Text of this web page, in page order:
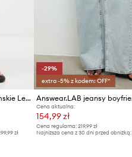
HUGO Blue jeansy loose damskie Leni_8_B
zł
-29%
extra -5% z kodem: OFF*
Cena aktualna:
154,99 zł
Cena regularna:219,99 zł
Najniższa cena z 30 dni przed obniżką: